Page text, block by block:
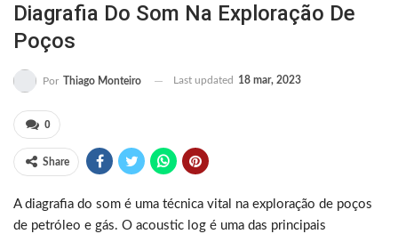
Diagrafia Do Som Na Exploração De
Poços
Por Thiago Monteiro Last updated 18 mar, 2023
0
Share
A diagrafia do som é uma técnica vital na exploração de poços
de petróleo e gás. O acoustic log é uma das principais